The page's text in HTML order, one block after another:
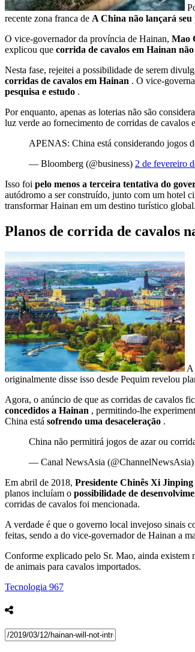
recente zona franca de A China não lançará seu
O vice-governador da província de Hainan, Mao
explicou que corrida de cavalos em Hainan
Nesta fase, rejeitei a possibilidade de serem
corridas de cavalos em Hainan . O vice-
pesquisa e estudo .
Por enquanto, apenas as loterias não são
luz verde ao fornecimento de corridas de cavalos
APENAS: China está considerando jogos
— Bloomberg (@business) 2 de fevereiro
Isso foi pelo menos a terceira tentativa do
autódromo a ser construído, junto com um hotel
transformar Hainan em um destino turístico
Planos de corrida de cavalos
A
originalmente disse isso desde Pequim revelou
Agora, o anúncio de que as corridas de cavalos
concedidos a Hainan , permitindo-lhe
China está sofrendo uma desaceleração .
China não permitirá jogos de azar ou
— Canal NewsAsia (@ChannelNewsAsia)
Em abril de 2018, Presidente Chinês Xi Jinping
planos incluíam o possibilidade de
corridas de cavalos foi mencionada.
A verdade é que o governo local invejoso sinais
feitas, sendo a do vice-governador de Hainan a
Conforme explicado pelo Sr. Mao, ainda existem
de animais para cavalos importados.
Tecnologia 967